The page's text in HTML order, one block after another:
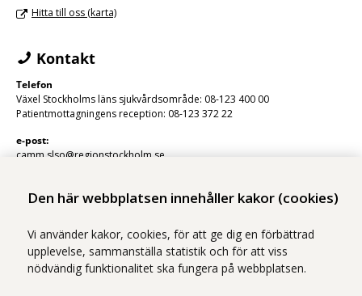
Den här webbplatsen innehåller kakor (cookies)
Vi använder kakor, cookies, för att ge dig en förbättrad
upplevelse, sammanställa statistik och för att viss
nödvändig funktionalitet ska fungera på webbplatsen.
Hitta till oss (karta)
Kontakt
Telefon
Växel Stockholms läns sjukvårdsområde: 08-123 400 00
Patientmottagningens reception: 08-123 372 22
e-post:
camm.slso@regionstockholm.se